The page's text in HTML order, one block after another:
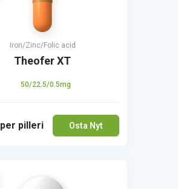
Iron/Zinc/Folic acid
Theofer XT
50/22.5/0.5mg
per pilleri Osta Nyt